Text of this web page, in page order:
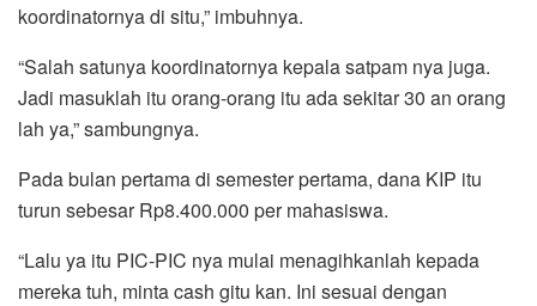
koordinatornya di situ,” imbuhnya.
“Salah satunya koordinatornya kepala satpam nya juga.
Jadi masuklah itu orang-orang itu ada sekitar 30 an orang
lah ya,” sambungnya.
Pada bulan pertama di semester pertama, dana KIP itu
turun sebesar Rp8.400.000 per mahasiswa.
“Lalu ya itu PIC-PIC nya mulai menagihkanlah kepada
mereka tuh, minta cash gitu kan. Ini sesuai dengan